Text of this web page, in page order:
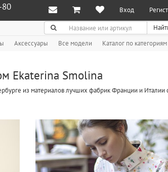
Вход
Поиск
Аксессуары Все модели Каталог по категориям
Ekaterina Smolina
из материалов лучших фабрик Франции и Италии